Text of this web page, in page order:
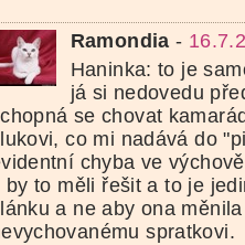
Ramondia -
Haninka: to je
já si nedovedu
se chovat
co mi nadává do
chyba ve
by to měli řešit a to je
a ne aby ona
spratkovi.